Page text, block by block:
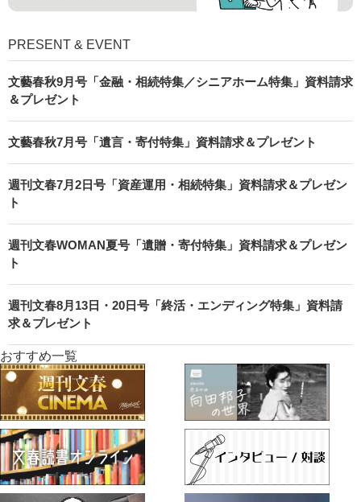
PRESENT & EVENT
文藝春秋9月号「金融・相続特集／シニアホーム特集」資料請求
＆プレゼント
文藝春秋7月号「遺言・寄付特集」資料請求＆プレゼント
週刊文春7月2日号「資産運用・相続特集」資料請求＆プレゼン
ト
週刊文春WOMAN夏号「遺贈・寄付特集」資料請求＆プレゼン
ト
週刊文春8月13日・20日号「終活・エンディング特集」資料請
求＆プレゼント
おすすめ一覧